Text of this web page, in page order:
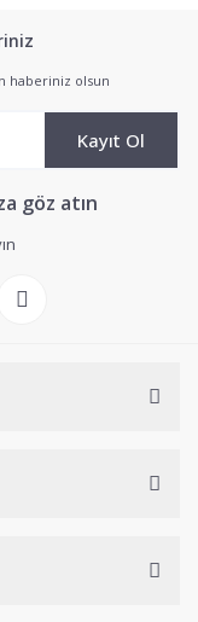
haberiniz olsun
Kayıt Ol
göz atın